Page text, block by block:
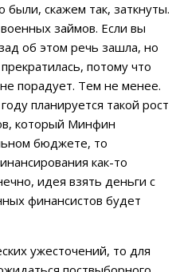
скажем так, заткнуты.
займов. Если вы
об этом речь зашла, но
потому что
порадует. Тем не менее.
планируется такой рост
который Минфин
бюджете, то
как-то
идея взять деньги с
финансистов будет
ужесточений, то для